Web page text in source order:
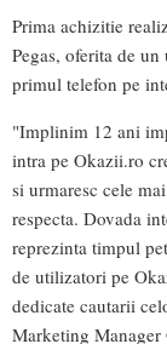
Prima achizitie
Pegas, oferita de
primul telefon pe
"Implinim 12 ani
intra pe Okazii.ro
si urmaresc cele
respecta. Dovada
reprezinta timpul
de utilizatori pe
dedicate cautarii
Marketing